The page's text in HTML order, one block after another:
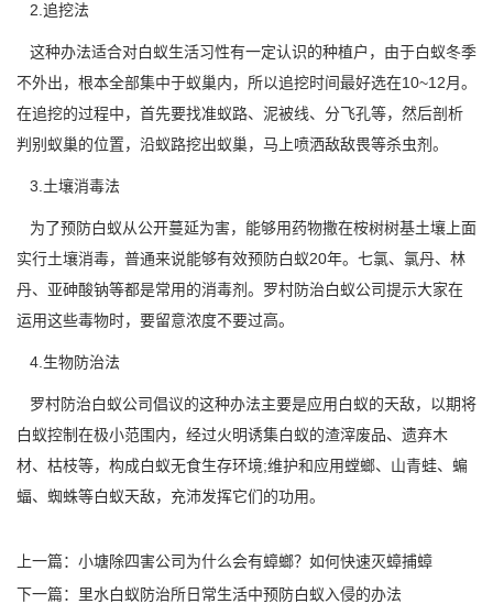
2.追挖法
这种办法适合对白蚁生活习性有一定认识的种植户，由于白蚁冬季
不外出，根本全部集中于蚁巢内，所以追挖时间最好选在10~12月。
在追挖的过程中，首先要找准蚁路、泥被线、分飞孔等，然后剖析
判别蚁巢的位置，沿蚁路挖出蚁巢，马上喷洒敌敌畏等杀虫剂。
3.土壤消毒法
为了预防白蚁从公开蔓延为害，能够用药物撒在桉树树基土壤上面
实行土壤消毒，普通来说能够有效预防白蚁20年。七氯、氯丹、林
丹、亚砷酸钠等都是常用的消毒剂。罗村防治白蚁公司提示大家在
运用这些毒物时，要留意浓度不要过高。
4.生物防治法
罗村防治白蚁公司倡议的这种办法主要是应用白蚁的天敌，以期将
白蚁控制在极小范围内，经过火明诱集白蚁的渣滓废品、遗弃木
材、枯枝等，构成白蚁无食生存环境;维护和应用螳螂、山青蛙、蝙
蝠、蜘蛛等白蚁天敌，充沛发挥它们的功用。
上一篇： 小塘除四害公司为什么会有蟑螂？如何快速灭蟑捕蟑
下一篇： 里水白蚁防治所日常生活中预防白蚁入侵的办法